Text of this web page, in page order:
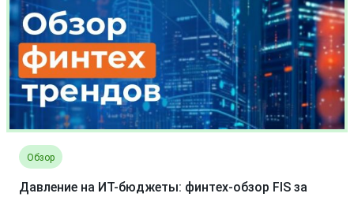
Обзор
Давление на ИТ-бюджеты: финтех-обзор FIS за